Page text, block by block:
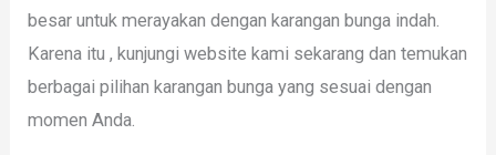
besar untuk merayakan dengan karangan bunga indah.
Karena itu , kunjungi website kami sekarang dan temukan
berbagai pilihan karangan bunga yang sesuai dengan
momen Anda.